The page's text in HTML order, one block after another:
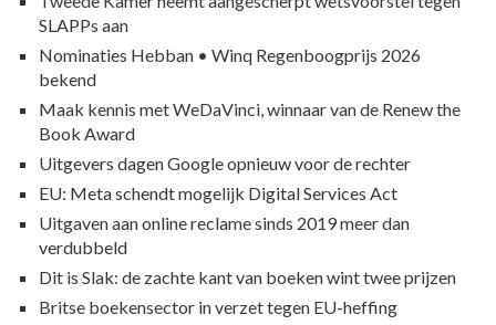
SLAPPs aan
Nominaties Hebban • Winq Regenboogprijs 2026
bekend
Maak kennis met WeDaVinci, winnaar van de Renew the
Book Award
Uitgevers dagen Google opnieuw voor de rechter
EU: Meta schendt mogelijk Digital Services Act
Uitgaven aan online reclame sinds 2019 meer dan
verdubbeld
Dit is Slak: de zachte kant van boeken wint twee prijzen
Britse boekensector in verzet tegen EU-heffing